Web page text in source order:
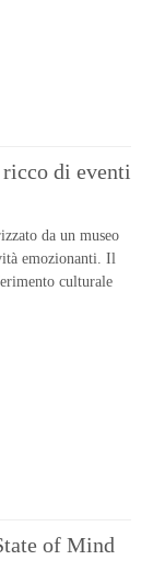
di eventi
da un museo
emozionanti. Il
culturale
of Mind